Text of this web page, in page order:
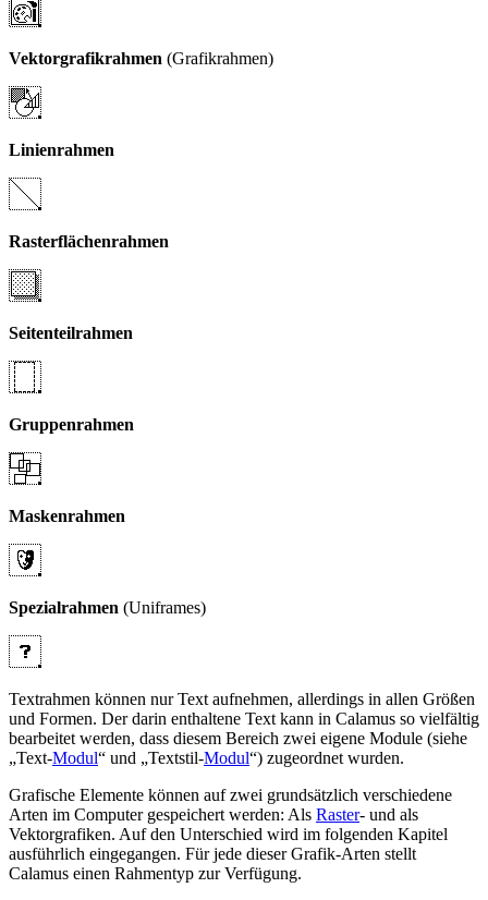
Vektorgrafikrahmen (Grafikrahmen)
Linienrahmen
Rasterflächenrahmen
Seitenteilrahmen
Gruppenrahmen
Maskenrahmen
Spezialrahmen (Uniframes)
Textrahmen können nur Text aufnehmen, allerdings in allen Größen
und Formen. Der darin enthaltene Text kann in Calamus so vielfältig
bearbeitet werden, dass diesem Bereich zwei eigene Module (siehe
Text-Modul und Textstil-Modul ) zugeordnet wurden.
Grafische Elemente können auf zwei grundsätzlich verschiedene
Arten im Computer gespeichert werden: Als Raster- und als
Vektorgrafiken. Auf den Unterschied wird im folgenden Kapitel
ausführlich eingegangen. Für jede dieser Grafik-Arten stellt
Calamus einen Rahmentyp zur Verfügung.